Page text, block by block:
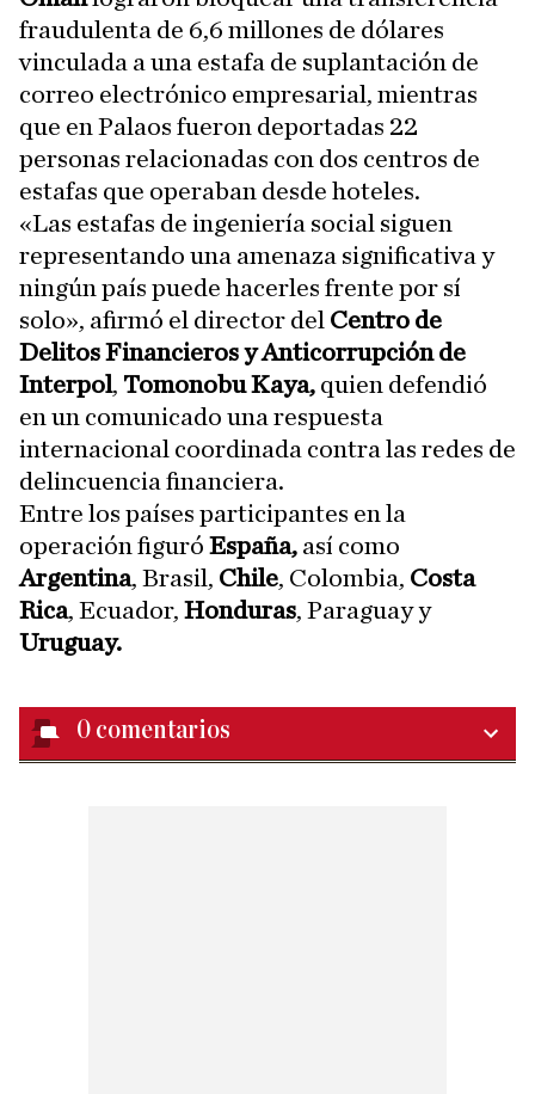
fraudulenta de 6,6 millones de dólares
vinculada a una estafa de suplantación de
correo electrónico empresarial, mientras
que en Palaos fueron deportadas 22
personas relacionadas con dos centros de
estafas que operaban desde hoteles.
«Las estafas de ingeniería social siguen
representando una amenaza significativa y
ningún país puede hacerles frente por sí
solo», afirmó el director del Centro de
Delitos Financieros y Anticorrupción de
Interpol, Tomonobu Kaya, quien defendió
en un comunicado una respuesta
internacional coordinada contra las redes de
delincuencia financiera.
Entre los países participantes en la
operación figuró España, así como
Argentina, Brasil, Chile, Colombia, Costa
Rica, Ecuador, Honduras, Paraguay y
Uruguay.
0 comentarios